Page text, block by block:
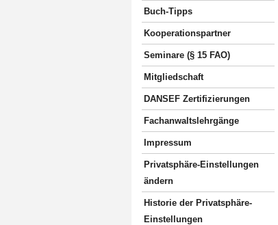
Buch-Tipps
Kooperationspartner
Seminare (§ 15 FAO)
Mitgliedschaft
DANSEF Zertifizierungen
Fachanwaltslehrgänge
Impressum
Privatsphäre-Einstellungen
ändern
Historie der Privatsphäre-
Einstellungen